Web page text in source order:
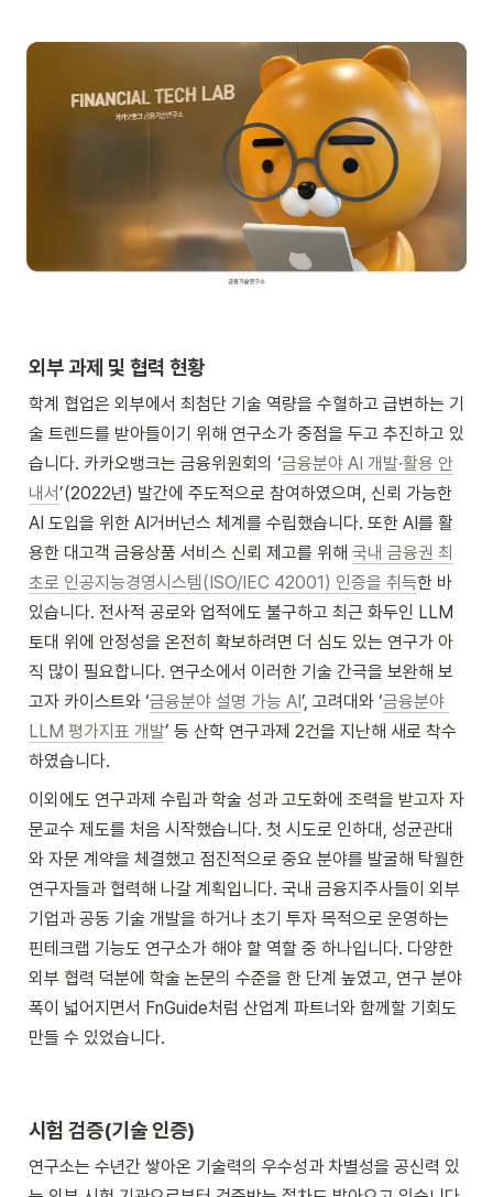
외부 과제 및 협력 현황
학계 협업은 외부에서 최첨단 기술 역량을 수혈하고 급변하는 기
술 트렌드를 받아들이기 위해 연구소가 중점을 두고 추진하고 있
습니다. 카카오뱅크는 금융위원회의 ‘금융분야 AI 개발·활용 안
내서’(2022년) 발간에 주도적으로 참여하였으며, 신뢰 가능한
AI 도입을 위한 AI거버넌스 체계를 수립했습니다. 또한 AI를 활
용한 대고객 금융상품 서비스 신뢰 제고를 위해 국내 금융권 최
초로 인공지능경영시스템(ISO/IEC 42001) 인증을 취득한 바
있습니다. 전사적 공로와 업적에도 불구하고 최근 화두인 LLM
토대 위에 안정성을 온전히 확보하려면 더 심도 있는 연구가 아
직 많이 필요합니다. 연구소에서 이러한 기술 간극을 보완해 보
고자 카이스트와 ‘금융분야 설명 가능 AI’, 고려대와 ‘금융분야
LLM 평가지표 개발’ 등 산학 연구과제 2건을 지난해 새로 착수
하였습니다.
이외에도 연구과제 수립과 학술 성과 고도화에 조력을 받고자 자
문교수 제도를 처음 시작했습니다. 첫 시도로 인하대, 성균관대
와 자문 계약을 체결했고 점진적으로 중요 분야를 발굴해 탁월한
연구자들과 협력해 나갈 계획입니다. 국내 금융지주사들이 외부
기업과 공동 기술 개발을 하거나 초기 투자 목적으로 운영하는
핀테크랩 기능도 연구소가 해야 할 역할 중 하나입니다. 다양한
외부 협력 덕분에 학술 논문의 수준을 한 단계 높였고, 연구 분야
폭이 넓어지면서 FnGuide처럼 산업계 파트너와 함께할 기회도
만들 수 있었습니다.
시험 검증(기술 인증)
연구소는 수년간 쌓아온 기술력의 우수성과 차별성을 공신력 있